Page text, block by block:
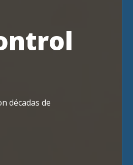
décadas de